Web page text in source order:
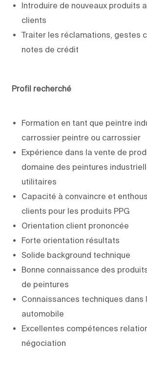
Introduire de nouveaux produits
clients
Traiter les réclamations, gestes
notes de crédit
Profil recherché
Formation en tant que peintre
carrossier peintre ou carrossier
Expérience dans la vente de
domaine des peintures
utilitaires
Capacité à convaincre et
clients pour les produits PPG
Orientation client prononcée
Forte orientation résultats
Solide background technique
Bonne connaissance des
de peintures
Connaissances techniques dans
automobile
Excellentes compétences
négociation